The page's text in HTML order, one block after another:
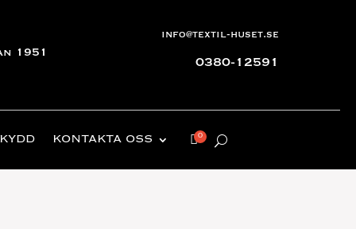
1951
info@textil-huset.se
0380-12591
KONTAKTA OSS